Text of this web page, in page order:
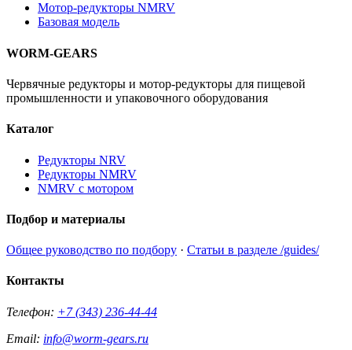
Мотор-редукторы NMRV
Базовая модель
WORM-GEARS
Червячные редукторы и мотор-редукторы для пищевой
промышленности и упаковочного оборудования
Каталог
Редукторы NRV
Редукторы NMRV
NMRV с мотором
Подбор и материалы
Общее руководство по подбору · Статьи в разделе /guides/
Контакты
Телефон: +7 (343) 236-44-44
Email: info@worm-gears.ru